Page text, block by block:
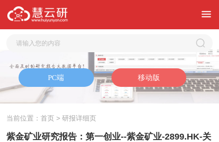
当前位置：首页 > 研报详细页
紫金矿业研究报告：第一创业--紫金矿业-2899.HK-关